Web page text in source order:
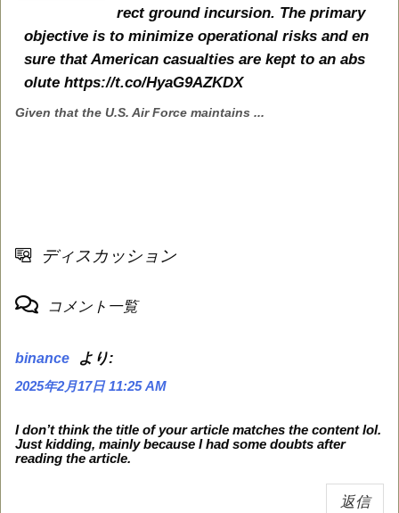
rect ground incursion. The primary
objective is to minimize operational risks and en
sure that American casualties are kept to an abs
olute https://t.co/HyaG9AZKDX
Given that the U.S. Air Force maintains ...
ディスカッション
コメント一覧
binance より:
2025年2月17日 11:25 AM
I don’t think the title of your article matches the content lol.
Just kidding, mainly because I had some doubts after
reading the article.
返信